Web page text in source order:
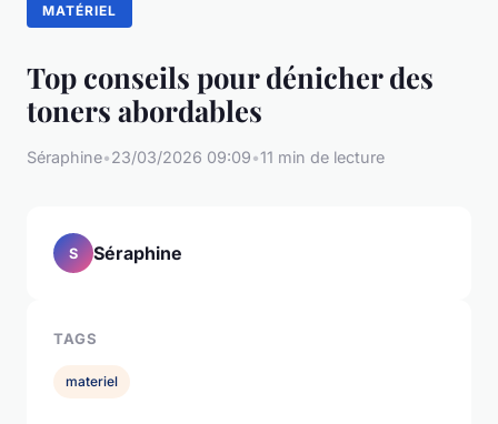
MATÉRIEL
Top conseils pour dénicher des
toners abordables
Séraphine•23/03/2026 09:09•11 min de lecture
S Séraphine
TAGS
materiel